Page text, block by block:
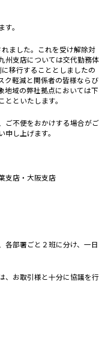
。
ました。これを受け解除対
州支店については交代勤務体
移行することとしましたの
ク軽減と関係者の皆様ならび
地域の弊社拠点においては下
といたします。
ご不便をおかけする場合がご
し上げます。
支店・大阪支店
各部署ごと２班に分け、一日
、お取引様と十分に協議を行